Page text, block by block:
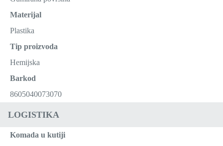
Materijal
Plastika
Tip proizvoda
Hemijska
Barkod
8605040073070
LOGISTIKA
Komada u kutiji